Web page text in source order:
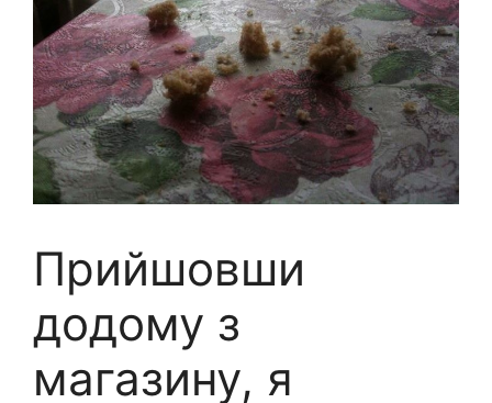
Прийшовши
додому з
магазину, я